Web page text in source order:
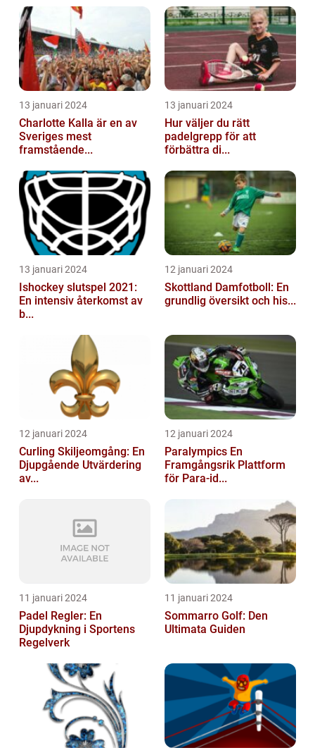
13 januari 2024
Charlotte Kalla är en av
Sveriges mest
framstående...
13 januari 2024
Hur väljer du rätt
padelgrepp för att
förbättra di...
13 januari 2024
Ishockey slutspel 2021:
En intensiv återkomst av
b...
12 januari 2024
Skottland Damfotboll: En
grundlig översikt och his...
12 januari 2024
Curling Skiljeomgång: En
Djupgående Utvärdering
av...
12 januari 2024
Paralympics En
Framgångsrik Plattform
för Para-id...
11 januari 2024
Padel Regler: En
Djupdykning i Sportens
Regelverk
11 januari 2024
Sommarro Golf: Den
Ultimata Guiden